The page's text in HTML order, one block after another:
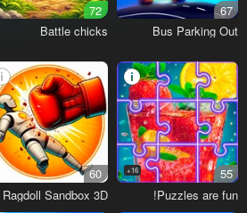
67
Bus Parking Out
72
Battle chicks
55
16+
Puzzles are fun!
60
Ragdoll Sandbox 3D